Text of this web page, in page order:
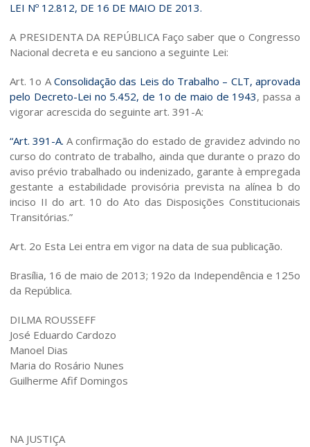
LEI Nº 12.812, DE 16 DE MAIO DE 2013.
A PRESIDENTA DA REPÚBLICA Faço saber que o Congresso
Nacional decreta e eu sanciono a seguinte Lei:
Art. 1o AConsolidação das Leis do Trabalho – CLT, aprovada
pelo Decreto-Lei no 5.452, de 1o de maio de 1943, passa a
vigorar acrescida do seguinte art. 391-A:
“Art. 391-A. A confirmação do estado de gravidez advindo no
curso do contrato de trabalho, ainda que durante o prazo do
aviso prévio trabalhado ou indenizado, garante à empregada
gestante a estabilidade provisória prevista na alínea b do
inciso II do art. 10 do Ato das Disposições Constitucionais
Transitórias.”
Art. 2o Esta Lei entra em vigor na data de sua publicação.
Brasília, 16 de maio de 2013; 192o da Independência e 125o
da República.
DILMA ROUSSEFF
José Eduardo Cardozo
Manoel Dias
Maria do Rosário Nunes
Guilherme Afif Domingos
NA JUSTIÇA